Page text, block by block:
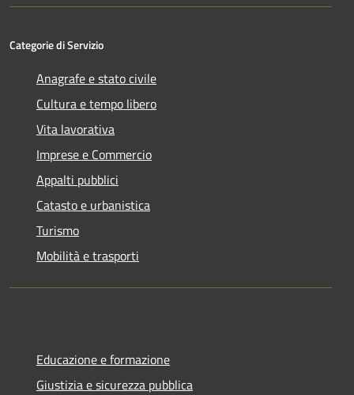
Categorie di Servizio
Anagrafe e stato civile
Cultura e tempo libero
Vita lavorativa
Imprese e Commercio
Appalti pubblici
Catasto e urbanistica
Turismo
Mobilità e trasporti
Educazione e formazione
Giustizia e sicurezza pubblica